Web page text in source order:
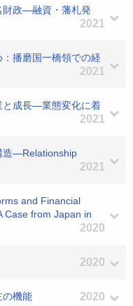
財政―融資・藩札発
2021
播磨国一橋領での経
2021
と成長―業態変化に着
2021
造―Relationship
2021
and Financial
Case from Japan in
2020
2020
の機能 2020